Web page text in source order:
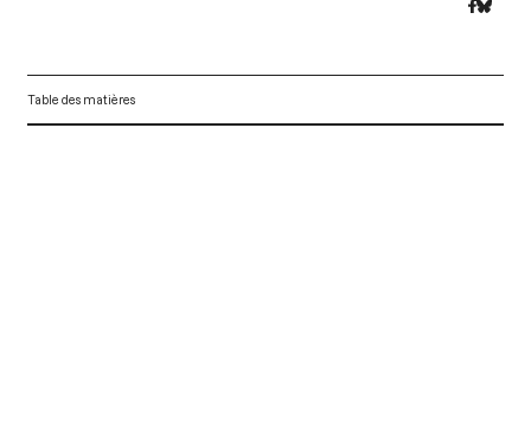
Table des matières